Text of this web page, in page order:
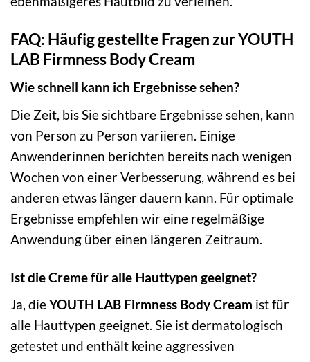
FAQ: Häufig gestellte Fragen zur YOUTH
LAB Firmness Body Cream
Wie schnell kann ich Ergebnisse sehen?
Die Zeit, bis Sie sichtbare Ergebnisse sehen, kann
von Person zu Person variieren. Einige
Anwenderinnen berichten bereits nach wenigen
Wochen von einer Verbesserung, während es bei
anderen etwas länger dauern kann. Für optimale
Ergebnisse empfehlen wir eine regelmäßige
Anwendung über einen längeren Zeitraum.
Ist die Creme für alle Hauttypen geeignet?
Ja, dieYOUTH LAB Firmness Body Cream ist für
alle Hauttypen geeignet. Sie ist dermatologisch
getestet und enthält keine aggressiven